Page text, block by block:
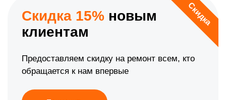
Скидка
Скидка 15% новым
клиентам
Предоставляем скидку на ремонт всем, кто
обращается к нам впервые